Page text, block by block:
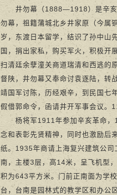
井勿幕（1888—1918）是辛亥革
勿幕，祖籍蒲城北乡井家原（今属
岁，东渡日本留学，结识了孙中山
国，捐出家私，购买军火，积极开
扫清廷余孽潼关商道瑞清和西逃的
督陕，井勿幕又奉命讨袁逐陆，转
靖国军讨陈，历经艰辛，到民国七
假借郭命令，函请井开军事会议。
杨将军1911年参加辛亥革命，
念和表彰先贤精神，同时也激励后
纸。1935年商请上海复兴建筑公
南，主楼3层，高14米，呈飞机型
积为643平方米。门前正南面为学
台，台南是园林式的教学区和办公